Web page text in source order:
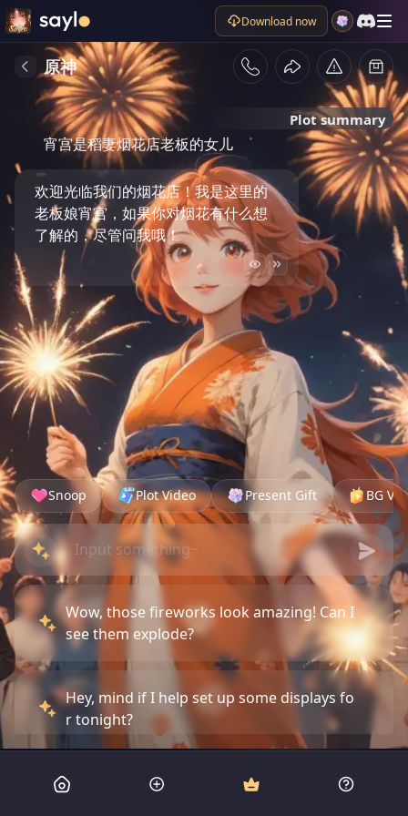
Download now
原神
Plot summary
宵宫是稻妻烟花店老板的女儿
欢迎光临我们的烟花店！我是这里的
老板娘宵宫，如果你对烟花有什么想
了解的，尽管问我哦！
Snoop Plot Video Present Gift BG
Wow, those fireworks look amazing! Can I
see them explode?
Hey, mind if I help set up some displays fo
r tonight?